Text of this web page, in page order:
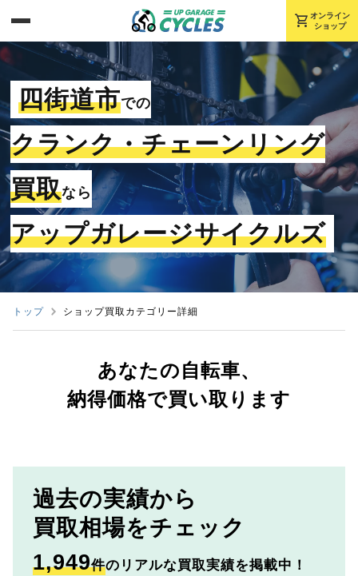
shopping_cart オンライン
ショップ
四街道市での
クランク・チェーンリング
買取なら
アップガレージサイクルズ
トップ ショップ買取カテゴリー詳細
あなたの自転車、
納得価格で買い取ります
過去の実績から
買取相場をチェック
1,949件のリアルな買取実績を掲載中！